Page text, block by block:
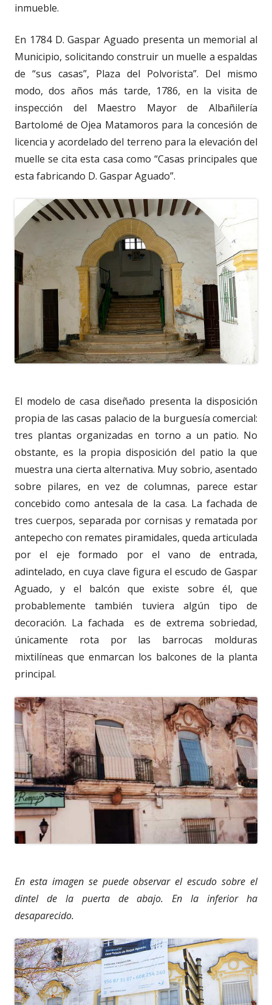
inmueble.
En 1784 D. Gaspar Aguado presenta un memorial al
Municipio, solicitando construir un muelle a espaldas
de “sus casas”, Plaza del Polvorista”. Del mismo
modo, dos años más tarde, 1786, en la visita de
inspección del Maestro Mayor de Albañilería
Bartolomé de Ojea Matamoros para la concesión de
licencia y acordelado del terreno para la elevación del
muelle se cita esta casa como “Casas principales que
esta fabricando D. Gaspar Aguado”.
El modelo de casa diseñado presenta la disposición
propia de las casas palacio de la burguesía comercial:
tres plantas organizadas en torno a un patio. No
obstante, es la propia disposición del patio la que
muestra una cierta alternativa. Muy sobrio, asentado
sobre pilares, en vez de columnas, parece estar
concebido como antesala de la casa. La fachada de
tres cuerpos, separada por cornisas y rematada por
antepecho con remates piramidales, queda articulada
por el eje formado por el vano de entrada,
adintelado, en cuya clave figura el escudo de Gaspar
Aguado, y el balcón que existe sobre él, que
probablemente también tuviera algún tipo de
decoración. La fachada es de extrema sobriedad,
únicamente rota por las barrocas molduras
mixtilíneas que enmarcan los balcones de la planta
principal.
En esta imagen se puede observar el escudo sobre el
dintel de la puerta de abajo. En la inferior ha
desaparecido.